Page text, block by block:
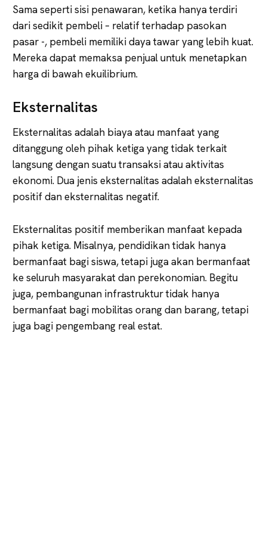
Sama seperti sisi penawaran, ketika hanya terdiri
dari sedikit pembeli – relatif terhadap pasokan
pasar -, pembeli memiliki daya tawar yang lebih kuat.
Mereka dapat memaksa penjual untuk menetapkan
harga di bawah ekuilibrium.
Eksternalitas
Eksternalitas adalah biaya atau manfaat yang
ditanggung oleh pihak ketiga yang tidak terkait
langsung dengan suatu transaksi atau aktivitas
ekonomi. Dua jenis eksternalitas adalah eksternalitas
positif dan eksternalitas negatif.
Eksternalitas positif memberikan manfaat kepada
pihak ketiga. Misalnya, pendidikan tidak hanya
bermanfaat bagi siswa, tetapi juga akan bermanfaat
ke seluruh masyarakat dan perekonomian. Begitu
juga, pembangunan infrastruktur tidak hanya
bermanfaat bagi mobilitas orang dan barang, tetapi
juga bagi pengembang real estat.